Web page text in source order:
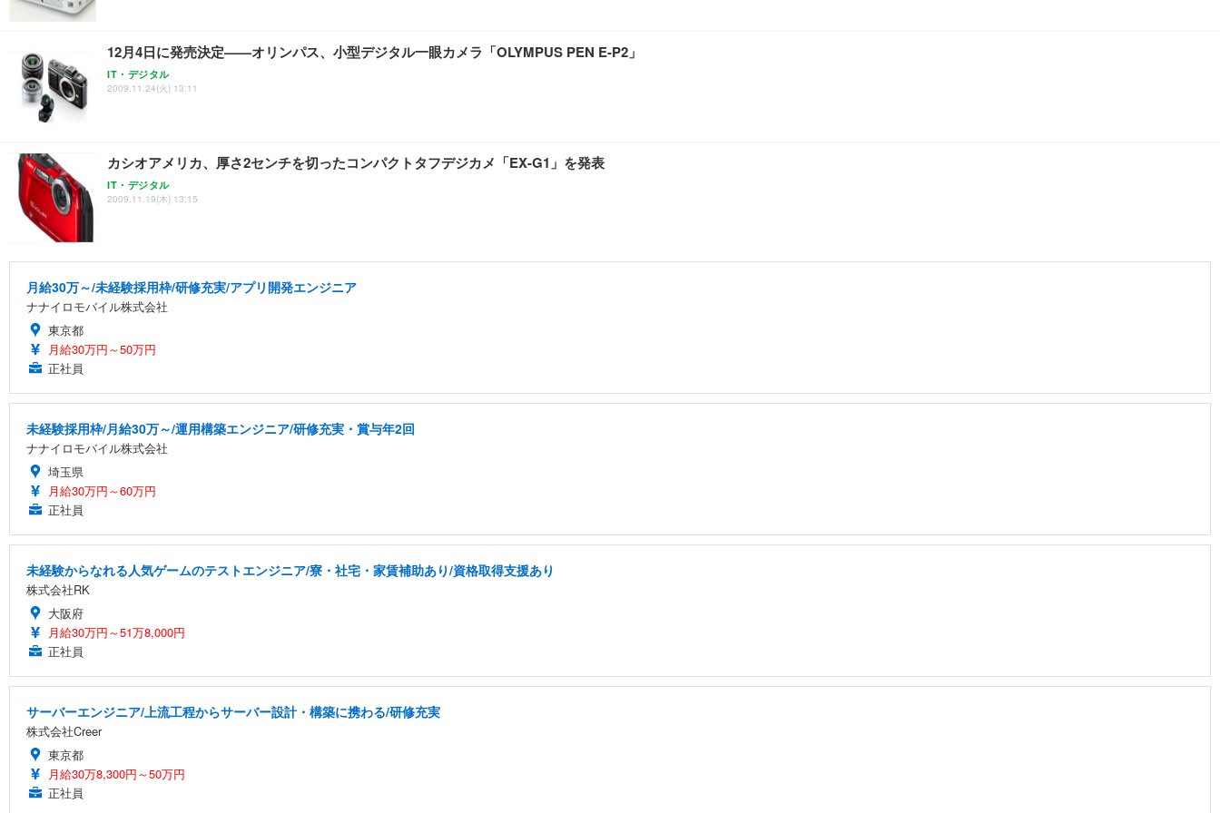
12月4日に発売決定——オリンパス、小型デジタル一眼カメラ「OLYMPUS PEN E-P2」
IT・デジタル
2009.11.24(火) 13:11
カシオアメリカ、厚さ2センチを切ったコンパクトタフデジカメ「EX-G1」を発表
IT・デジタル
2009.11.19(木) 13:15
月給30万～/未経験採用枠/研修充実/アプリ開発エンジニア
ナナイロモバイル株式会社
東京都
月給30万円～50万円
正社員
未経験採用枠/月給30万～/運用構築エンジニア/研修充実・賞与年2回
ナナイロモバイル株式会社
埼玉県
月給30万円～60万円
正社員
未経験からなれる人気ゲームのテストエンジニア/寮・社宅・家賃補助あり/資格取得支援あり
株式会社RK
大阪府
月給30万円～51万8,000円
正社員
サーバーエンジニア/上流工程からサーバー設計・構築に携わる/研修充実
株式会社Creer
東京都
月給30万8,300円～50万円
正社員